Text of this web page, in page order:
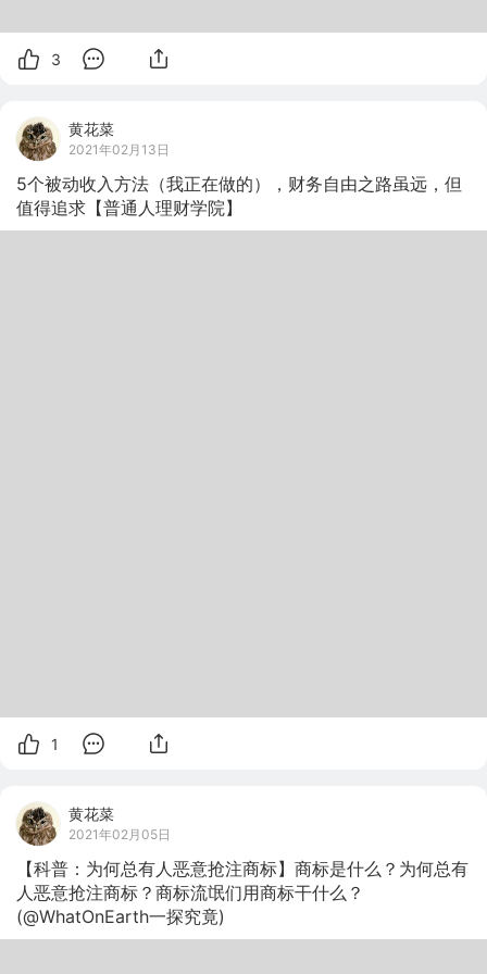
3
黄花菜
2021年02月13日
5个被动收入方法（我正在做的），财务自由之路虽远，但
值得追求【普通人理财学院】
1
黄花菜
2021年02月05日
【科普：为何总有人恶意抢注商标】商标是什么？为何总有
人恶意抢注商标？商标流氓们用商标干什么？
(@WhatOnEarth一探究竟)